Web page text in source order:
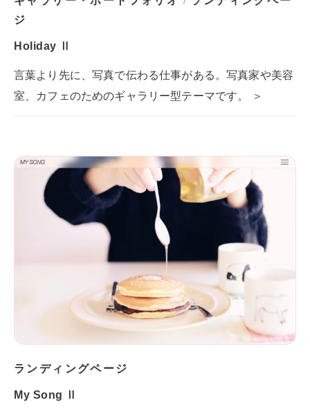
ジ
Holiday Ⅱ
言葉より先に、写真で伝わる仕事がある。写真家や美容
室、カフェのためのギャラリー型テーマです。 ＞
ランディングページ
My Song Ⅱ